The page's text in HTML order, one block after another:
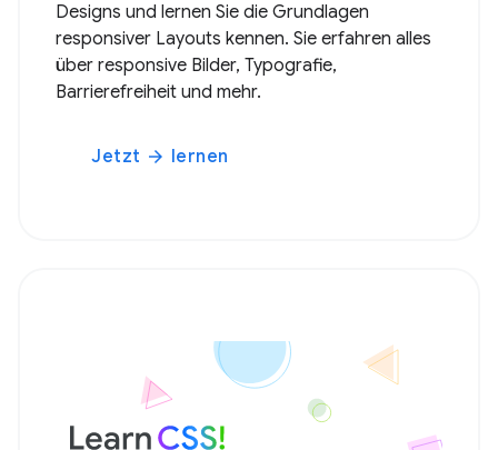
Designs und lernen Sie die Grundlagen
responsiver Layouts kennen. Sie erfahren alles
über responsive Bilder, Typografie,
Barrierefreiheit und mehr.
Jetzt arrow_forward lernen